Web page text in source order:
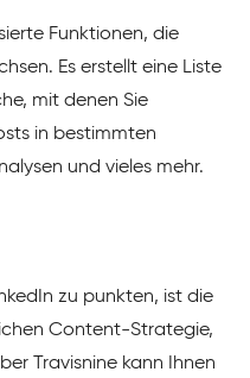
Funktionen, die
Es erstellt eine Liste
mit denen Sie
in bestimmten
und vieles mehr.
zu punkten, ist die
Content-Strategie,
Travisnine kann Ihnen